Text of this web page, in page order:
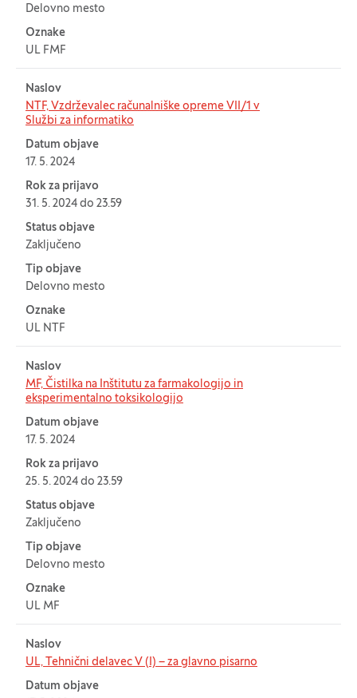
Delovno mesto
Oznake
UL FMF
Naslov
NTF, Vzdrževalec računalniške opreme VII/1 v
Službi za informatiko
Datum objave
17. 5. 2024
Rok za prijavo
31. 5. 2024 do 23.59
Status objave
Zaključeno
Tip objave
Delovno mesto
Oznake
UL NTF
Naslov
MF, Čistilka na Inštitutu za farmakologijo in
eksperimentalno toksikologijo
Datum objave
17. 5. 2024
Rok za prijavo
25. 5. 2024 do 23.59
Status objave
Zaključeno
Tip objave
Delovno mesto
Oznake
UL MF
Naslov
UL, Tehnični delavec V (I) – za glavno pisarno
Datum objave